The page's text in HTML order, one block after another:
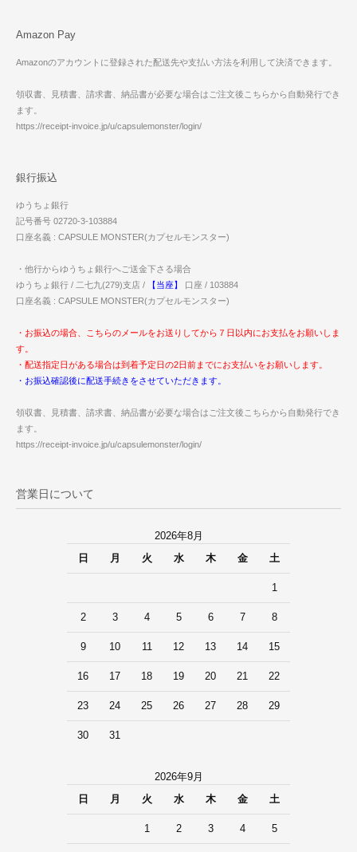
Amazon Pay
Amazonのアカウントに登録された配送先や支払い方法を利用して決済できます。
領収書、見積書、請求書、納品書が必要な場合はご注文後こちらから自動発行でき
ます。
https://receipt-invoice.jp/u/capsulemonster/login/
銀行振込
ゆうちょ銀行
記号番号 02720-3-103884
口座名義 : CAPSULE MONSTER(カプセルモンスター)
・他行からゆうちょ銀行へご送金下さる場合
ゆうちょ銀行 / 二七九(279)支店 /
【当座】 口座 / 103884
口座名義 : CAPSULE MONSTER(カプセルモンスター)
・お振込の場合、こちらのメールをお送りしてから７日以内にお支払をお願いしま
す。
・配送指定日がある場合は到着予定日の2日前までにお支払いをお願いします。
・お振込確認後に配送手続きをさせていただきます。
領収書、見積書、請求書、納品書が必要な場合はご注文後こちらから自動発行でき
ます。
https://receipt-invoice.jp/u/capsulemonster/login/
営業日について
2026年8月
日
月 火 水 木 金 土
1
2 3 4 5 6 7 8
9 10 11 12 13 14 15
16 17 18 19 20 21 22
23 24 25 26 27 28 29
30 31
2026年9月
日
月 火 水 木 金 土
1 2 3 4 5